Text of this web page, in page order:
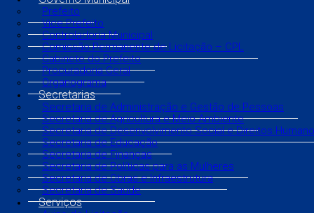
Prefeito
Vice Prefeito
Controladoria Municipal
Comissão Permanente de Licitação – CPL
Gabinete do Prefeito
Procuradoria Geral
Organograma
Secretarias
Secretaria de Administração e Gestão de Pessoas
Secretaria de Agricultura e Meio Ambiente
Secretaria de Desenvolvimento Social e Direitos
Secretaria de Educação
Secretaria de Finanças
Secretaria de Políticas para as Mulheres
Secretaria de Obras e Infraestrutura
Secretaria de Saúde
Serviços